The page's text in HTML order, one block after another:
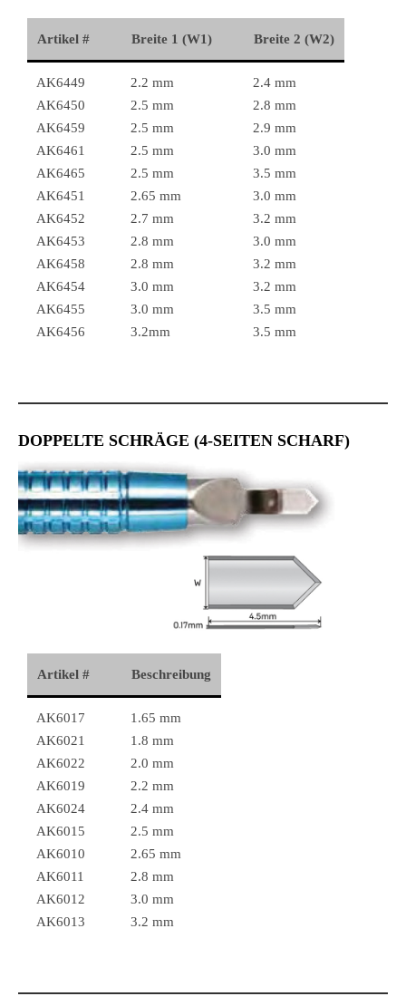
Artikel # Breite 1 (W1) Breite 2 (W2)
AK6449
AK6450
AK6459
AK6461
AK6465
AK6451
AK6452
AK6453
AK6458
AK6454
AK6455
AK6456
2.2 mm
2.5 mm
2.5 mm
2.5 mm
2.5 mm
2.65 mm
2.7 mm
2.8 mm
2.8 mm
3.0 mm
3.0 mm
3.2mm
2.4 mm
2.8 mm
2.9 mm
3.0 mm
3.5 mm
3.0 mm
3.2 mm
3.0 mm
3.2 mm
3.2 mm
3.5 mm
3.5 mm
DOPPELTE SCHRÄGE (4-SEITEN SCHARF)
Artikel # Beschreibung
AK6017
AK6021
AK6022
AK6019
AK6024
AK6015
AK6010
AK6011
AK6012
AK6013
1.65 mm
1.8 mm
2.0 mm
2.2 mm
2.4 mm
2.5 mm
2.65 mm
2.8 mm
3.0 mm
3.2 mm